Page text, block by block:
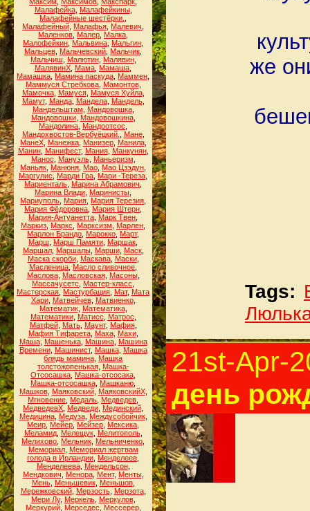
Малафейка, Малафейкины,
Малафейные шестёрки.
Малафейный Малафья Малевич
Маленков Малер Малка
Малофейкин Мальвина Мальгин
Мальцев Мальчевский Мальчик
Мальчиш
Малютин, Малявин,
МалявинХ Мама Мамаша
Мамашка Мамина паскуда Маммен
Маммуся Стребкова, Мамонтов,
Мамочка, Мамуся, Мамуся Хуйла,
Мамут, Манда, Мандела, Мандель,
Мандельштам
Мандовошка,
Мандовошки, Мандовошкина,
Мандолина Мандоотсос
Мандохвостов-Вербуёцкий.
Мане,
МанеХ, Манежка, Манизер, Манила,
Манин, Манифест, Мания, Манкунян,
Манос
Мануэль, Маньеризм
Маньяк Манюня Мао Мао Цзэдун
Маргулис
Марди Гра Мари -Тереза
Мариенталь Марина Абрамович
Марина Влади Маринисты
Мариуполь Мария Мария Терезия
Мария Фёдоровна Мария Штерн
Мария-Антуанетта Марк Твен
Маркиз Маркс Марксизм Марлен
Марлон Брандо Марокко Март,
Марш
Марш Памяти Маршак
Маршал, Маршалы, Марши, Маск,
Маска скорби, Маскава, Маски,
Масленица Масло сливочное
Маслова, Масловская, Масоны,
Массачусетс
Мастер-класс
Мастерская Мастурбация Мат, Мата
Хари, Матвейчев, Матвиенко,
Математик, Математика,
Математики, Матисс Матрос
Матфей, Мать, Маунт, Мафия,
Мафия Тифарета, Маха, Махи,
Маша, Машенька, Машина, Машина
Времени, Машинист, Машка, Машка
блядь мамина Машка
толстожопенькая, Машка-
Отсосашка Машка-отсосака
Машка-отсосашка Машканю
Машков, Маяковский, МаяковскийХ,
Мгновение Медаль Медведев
МедведевХ Медведи Мединский
Медицина, Медуза, Междусобойчик,
Меир Мейер Мейзер Мексика
Меламид, Мелещук, Мелитополь,
Мелихово Мельник Мельниченко
Мемориал, Мемориал жертвам
голода в Ирландии Менделеев
Менделеева, Мендельсон,
Мендкович
Менора, Мент, Менты,
Мень, Меньшевик, Меньшов,
Мережковский, Мерзость, Мерзота,
Мери Лу, Меркель, Меркулов,
Меркурий, Мерседес Мессерер,
же
Tags:
21st-Apr-
день